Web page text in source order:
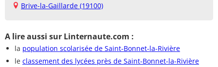
Brive-la-Gaillarde (19100)
A lire aussi sur Linternaute.com :
la population scolarisée de Saint-Bonnet-la-Rivière
le classement des lycées près de Saint-Bonnet-la-Rivière